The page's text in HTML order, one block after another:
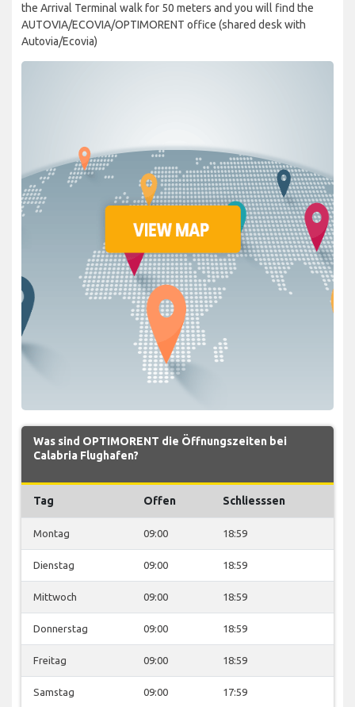
the Arrival Terminal walk for 50 meters and you will find the
AUTOVIA/ECOVIA/OPTIMORENT office (shared desk with
Autovia/Ecovia)
Was sind OPTIMORENT die Öffnungszeiten bei
Calabria Flughafen?
Tag Offen Schliesssen
Montag 09:00 18:59
Dienstag 09:00 18:59
Mittwoch 09:00 18:59
Donnerstag 09:00 18:59
Freitag 09:00 18:59
Samstag 09:00 17:59